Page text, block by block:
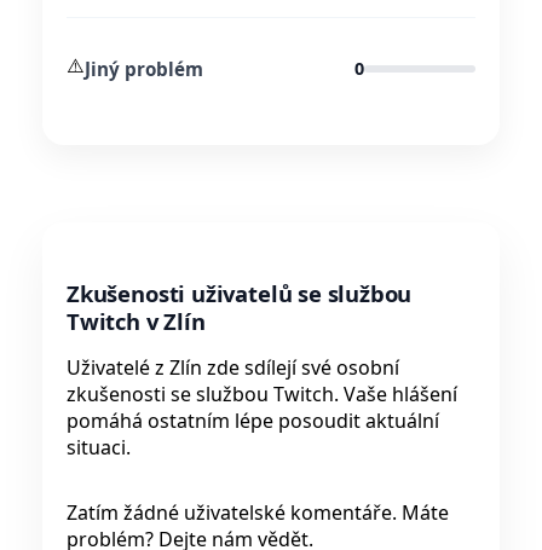
⚠️Jiný problém 0
Zkušenosti uživatelů se službou
Twitch v Zlín
Uživatelé z Zlín zde sdílejí své osobní
zkušenosti se službou Twitch. Vaše hlášení
pomáhá ostatním lépe posoudit aktuální
situaci.
Zatím žádné uživatelské komentáře. Máte
problém? Dejte nám vědět.